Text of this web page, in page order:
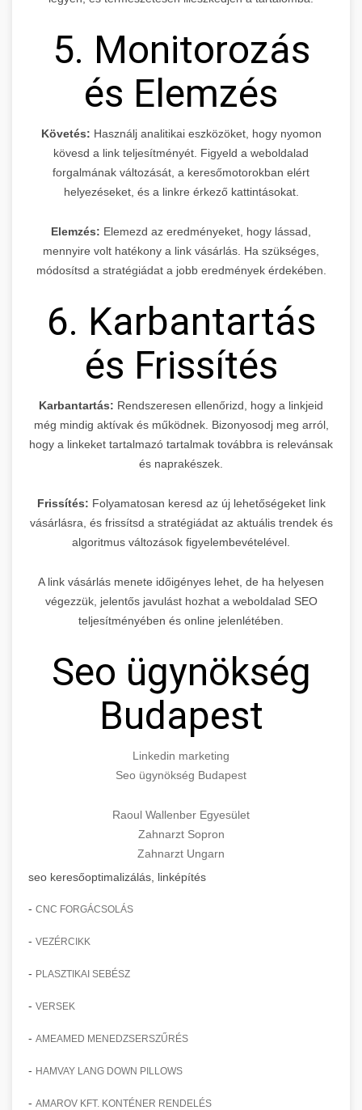
5. Monitorozás
és Elemzés
Követés: Használj analitikai eszközöket, hogy nyomon
kövesd a link teljesítményét. Figyeld a weboldalad
forgalmának változását, a keresőmotorokban elért
helyezéseket, és a linkre érkező kattintásokat.
Elemzés: Elemezd az eredményeket, hogy lássad,
mennyire volt hatékony a link vásárlás. Ha szükséges,
módosítsd a stratégiádat a jobb eredmények érdekében.
6. Karbantartás
és Frissítés
Karbantartás: Rendszeresen ellenőrizd, hogy a linkjeid
még mindig aktívak és működnek. Bizonyosodj meg arról,
hogy a linkeket tartalmazó tartalmak továbbra is relevánsak
és naprakészek.
Frissítés: Folyamatosan keresd az új lehetőségeket link
vásárlásra, és frissítsd a stratégiádat az aktuális trendek és
algoritmus változások figyelembevételével.
A link vásárlás menete időigényes lehet, de ha helyesen
végezzük, jelentős javulást hozhat a weboldalad SEO
teljesítményében és online jelenlétében.
Seo ügynökség
Budapest
Linkedin marketing
Seo ügynökség Budapest
Raoul Wallenber Egyesület
Zahnarzt Sopron
Zahnarzt Ungarn
seo keresőoptimalizálás, linképítés
- CNC FORGÁCSOLÁS
- VEZÉRCIKK
- PLASZTIKAI SEBÉSZ
- VERSEK
- AMEAMED MENEDZSERSZŰRÉS
- HAMVAY LANG DOWN PILLOWS
- AMAROV KFT. KONTÉNER RENDELÉS